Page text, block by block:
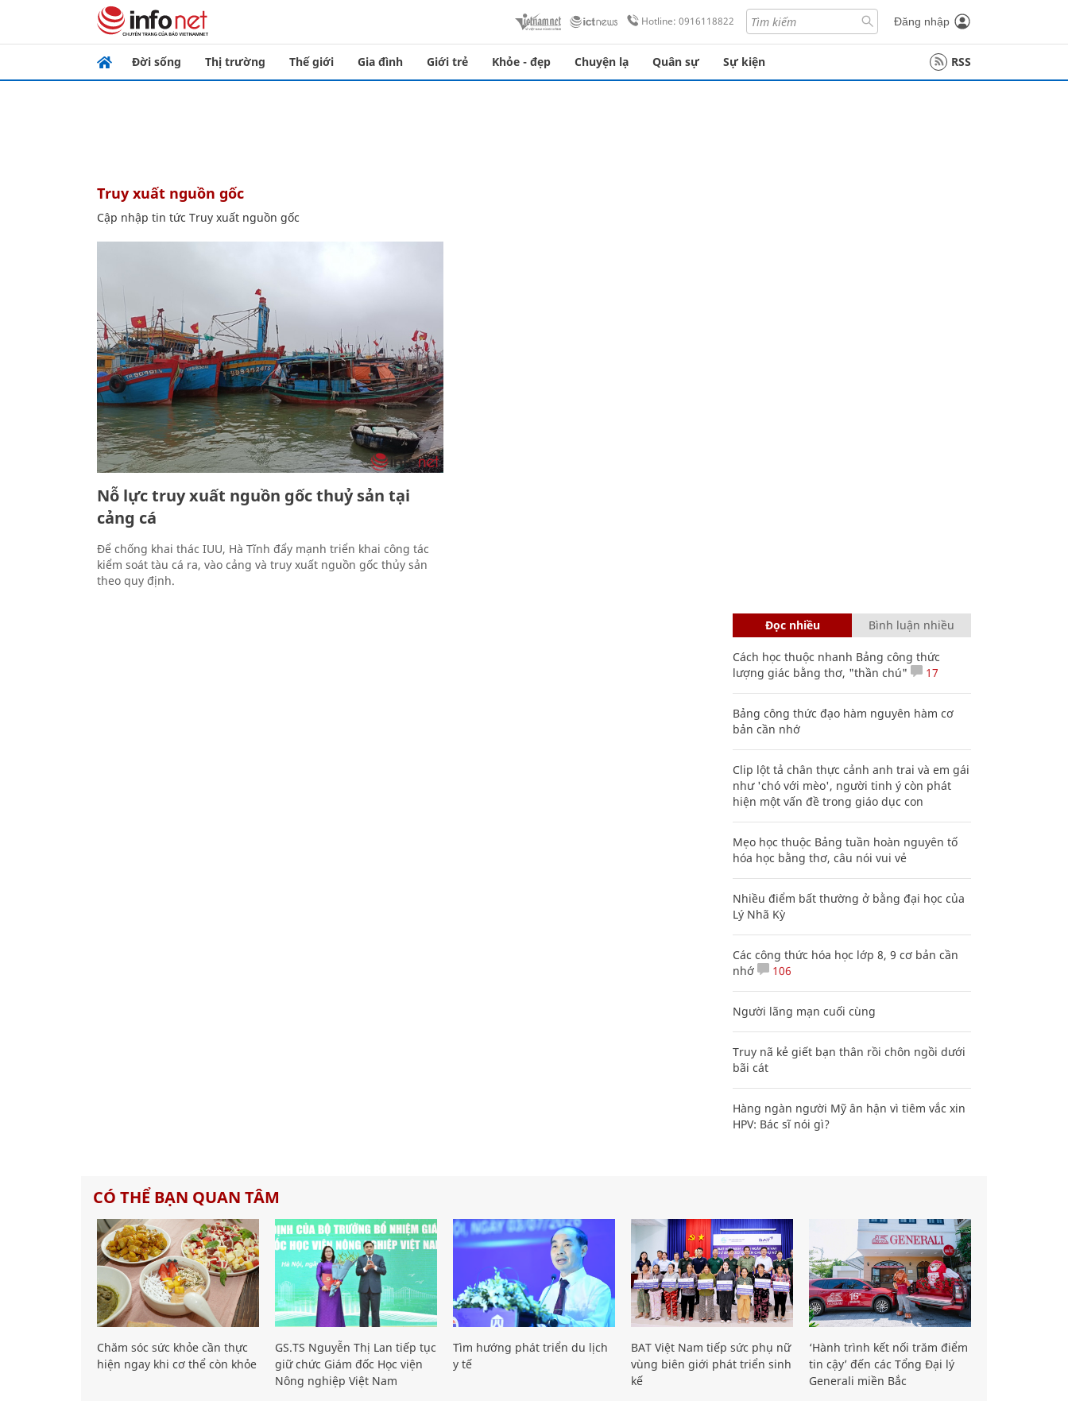
Hotline: 0916118822 Đăng nhập
Đời sống Thị trường Thế giới Gia đình Giới trẻ Khỏe - đẹp Chuyện lạ Quân sự Sự kiện RSS
Truy xuất nguồn gốc
Cập nhập tin tức Truy xuất nguồn gốc
Nỗ lực truy xuất nguồn gốc thuỷ sản tại
cảng cá
Để chống khai thác IUU, Hà Tĩnh đẩy mạnh triển khai công tác
kiểm soát tàu cá ra, vào cảng và truy xuất nguồn gốc thủy sản
theo quy định.
Đọc nhiều Bình luận nhiều
Cách học thuộc nhanh Bảng công thức
lượng giác bằng thơ, "thần chú"
17
Bảng công thức đạo hàm nguyên hàm cơ
bản cần nhớ
Clip lột tả chân thực cảnh anh trai và em gái
như 'chó với mèo', người tinh ý còn phát
hiện một vấn đề trong giáo dục con
Mẹo học thuộc Bảng tuần hoàn nguyên tố
hóa học bằng thơ, câu nói vui vẻ
Nhiều điểm bất thường ở bằng đại học của
Lý Nhã Kỳ
Các công thức hóa học lớp 8, 9 cơ bản cần
nhớ
106
Người lãng mạn cuối cùng
Truy nã kẻ giết bạn thân rồi chôn ngồi dưới
bãi cát
Hàng ngàn người Mỹ ân hận vì tiêm vắc xin
HPV: Bác sĩ nói gì?
CÓ THỂ BẠN QUAN TÂM
Chăm sóc sức khỏe cần thực
hiện ngay khi cơ thể còn khỏe
GS.TS Nguyễn Thị Lan tiếp tục
giữ chức Giám đốc Học viện
Nông nghiệp Việt Nam
Tìm hướng phát triển du lịch
y tế
BAT Việt Nam tiếp sức phụ nữ
vùng biên giới phát triển sinh
kế
‘Hành trình kết nối trăm điểm
tin cậy’ đến các Tổng Đại lý
Generali miền Bắc